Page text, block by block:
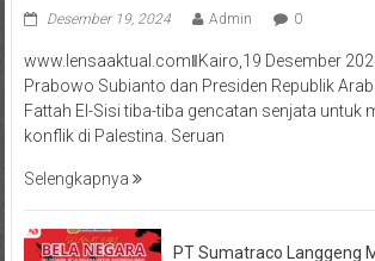
Desember 19, 2024 Admin 0
www.lensaaktual.comǁKairo,19 Desember
Prabowo Subianto dan Presiden Republik Arab
Fattah El-Sisi tiba-tiba gencatan senjata untuk
konflik di Palestina. Seruan
Selengkapnya
PT Sumatraco Langgeng